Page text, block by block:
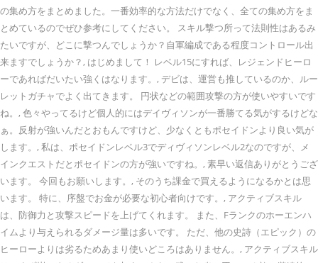
の集め方をまとめました。一番効率的な方法だけでなく、全ての集め方をま
とめているのでぜひ参考にしてください。 スキル撃つ所って法則性はあるみ
たいですが、どこに撃つんでしょうか？自軍編成である程度コントロール出
来ますでしょうか？, はじめまして！ レベル15にすれば、レジェンドヒーロ
ーであればだいたい強くはなります。, デビは、運営も推しているのか、ルー
レットガチャでよく出てきます。 円状などの範囲攻撃の方が使いやすいです
ね。, 色々やってるけど個人的にはデイヴィソンが一番勝てる気がするけどな
ぁ。反射が強いんだとおもんですけど、少なくともポセイドンより良い気が
します。, 私は、ポセイドンレベル3でディヴィソンレベル2なのですが、メ
インクエストだとポセイドンの方が強いですね。, 素早い返信ありがとうござ
います。 今回もお願いします。, そのうち課金で買えるようになるかとは思
います。 特に、序盤でお金が必要な初心者向けです。, アクティブスキル
は、防御力と攻撃スピードを上げてくれます。 また、Fランクのホーエンハ
イムより与えられるダメージ量は多いです。 ただ、他の史詩（エピック）の
ヒーローよりは劣るためあまり使いどころはありません。, アクティブスキル